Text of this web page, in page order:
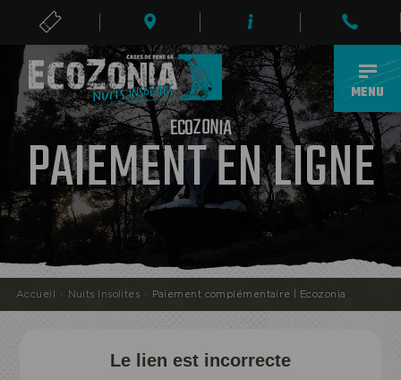
FR
MENU
BILLETS
ECOZONIA
PAIEMENT EN LIGNE
Accueil › Nuits Insolites › Paiement complémentaire | Ecozonia
Le lien est incorrecte
ECOPARC